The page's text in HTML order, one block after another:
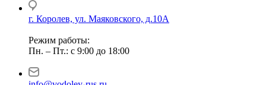
г. Королев, ул. Маяковского, д.10А
Режим работы:
Пн. – Пт.: с 9:00 до 18:00